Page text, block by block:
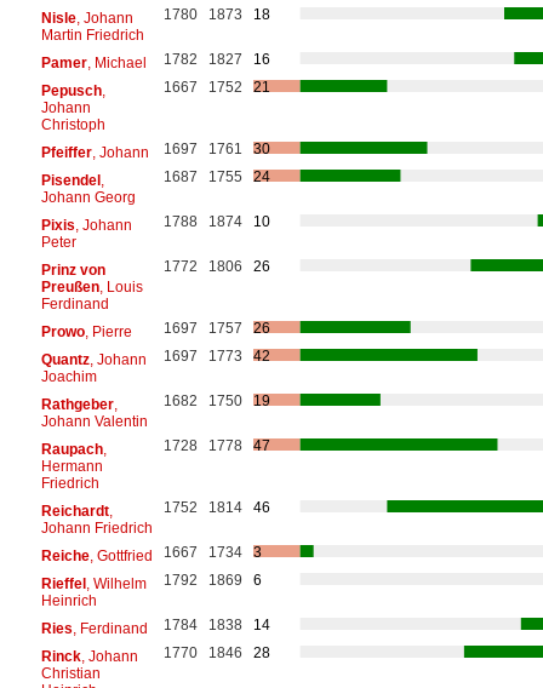
Nisle, Johann
Martin Friedrich
1780 1873 18
Pamer, Michael 1782 1827
16
Pepusch,
Johann
Christoph
1667 1752 21
Pfeiffer, Johann 1697 1761
30
Pisendel,
Johann Georg
1687 1755 24
Pixis , Johann
Peter
1788 1874 10
Prinz von
Preußen, Louis
Ferdinand
1772 1806 26
Prowo, Pierre 1697 1757
26
Quantz, Johann
Joachim
1697 1773 42
Rathgeber,
Johann Valentin
1682 1750 19
Raupach,
Hermann
Friedrich
1728 1778 47
Reichardt,
Johann Friedrich
1752 1814 46
Reiche, Gottfried 1667 1734
3
Rieffel, Wilhelm
Heinrich
1792 1869 6
Ries , Ferdinand 1784 1838
14
Rinck, Johann
Christian
1770 1846 28